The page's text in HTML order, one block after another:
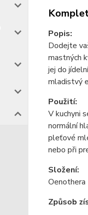
Popis:
Dodejte
mastných
jej do
mladistvý
Použití:
V kuchyni
normální
pleťové
nebo při
Složení:
Způsob